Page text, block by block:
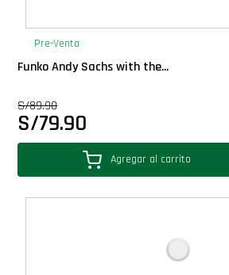
Plush
Pop Nook (Rincon)
Pop Regular
Pop Rides
Pre-Venta
Funko Andy Sachs with the...
S/89.90
S/79.90
Agregar al carrito